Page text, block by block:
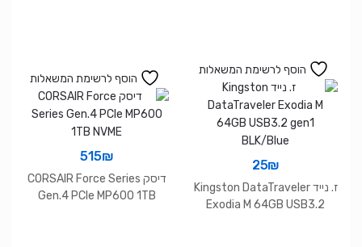
הוסף לרשימת המשאלות
25₪
ז. נייד Kingston DataTraveler
Exodia M 64GB USB3.2
הוסף לרשימת המשאלות
515₪
דיסק CORSAIR Force Series
Gen.4 PCle MP600 1TB